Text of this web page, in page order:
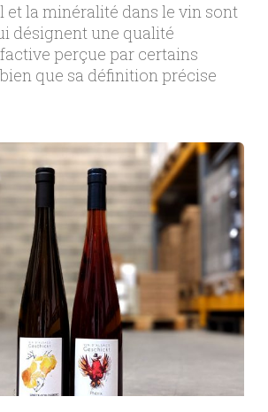
et la minéralité dans le vin sont
désignent une qualité
perçue par certains
que sa définition précise